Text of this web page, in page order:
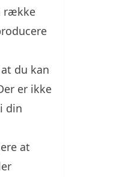
række
du kan
er ikke
din
at